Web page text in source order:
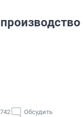
742 Обсудить